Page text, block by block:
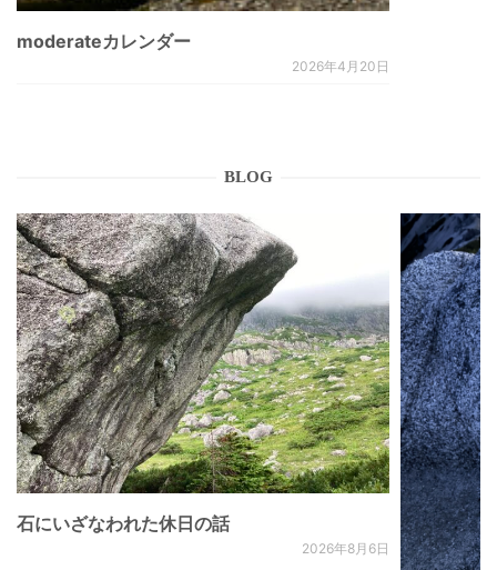
moderateカレンダー
2026年4月20日
BLOG
石にいざなわれた休日の話
2026年8月6日